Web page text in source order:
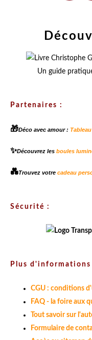
Un guide
Partenaires :
🎁Déco avec amour :
✨Découvrez les boules
💑Trouvez votre cadeau
Sécurité :
Plus d'informations
CGU : conditions
FAQ - la foire aux
Tout savoir sur
Formulaire de